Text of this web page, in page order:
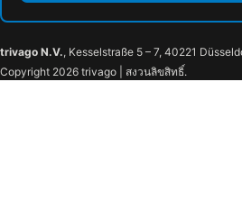
trivago N.V., Kesselstraße 5 – 7, 40221
Copyright 2026 trivago | สงวนลิขสิทธิ์.